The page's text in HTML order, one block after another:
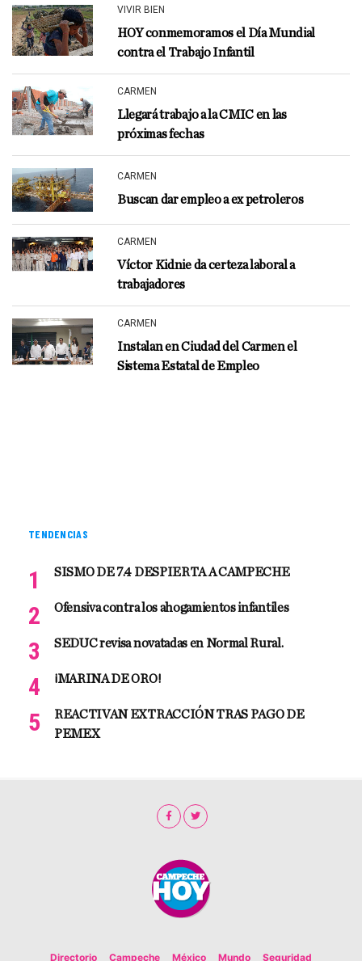
VIVIR BIEN
HOY conmemoramos el Día Mundial
contra el Trabajo Infantil
CARMEN
Llegará trabajo a la CMIC en las
próximas fechas
CARMEN
Buscan dar empleo a ex petroleros
CARMEN
Víctor Kidnie da certeza laboral a
trabajadores
CARMEN
Instalan en Ciudad del Carmen el
Sistema Estatal de Empleo
TENDENCIAS
SISMO DE 7.4 DESPIERTA A CAMPECHE
Ofensiva contra los ahogamientos infantiles
SEDUC revisa novatadas en Normal Rural.
¡MARINA DE ORO!
REACTIVAN EXTRACCIÓN TRAS PAGO DE
PEMEX
Directorio Campeche México Mundo Seguridad